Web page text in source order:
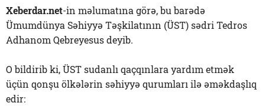
Xeberdar.net-in məlumatına görə, bu barədə
Ümumdünya Səhiyyə Təşkilatının (ÜST) sədri Tedros
Adhanom Qebreyesus deyib.
O bildirib ki, ÜST sudanlı qaçqınlara yardım etmək
üçün qonşu ölkələrin səhiyyə qurumları ilə əməkdaşlıq
edir: